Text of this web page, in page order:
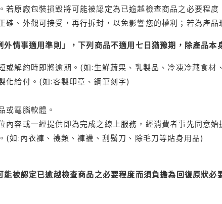
若原廠包裝損毀將可能被認定為已逾越檢查商品之必要程
確、外觀可接受，再行拆封，以免影響您的權利；若為產
外情事適用準則」，下列商品不適用七日猶豫期，除產品本
或解約時即將逾期。(如:生鮮蔬果、乳製品、冷凍冷藏食材
化給付。(如:客製印章、鋼筆刻字)
或電腦軟體。
內容或一經提供即為完成之線上服務，經消費者事先同意
(如:內衣褲、襪類、褲襪、刮鬍刀、除毛刀等貼身用品)
能被認定已逾越檢查商品之必要程度而須負擔為回復原狀